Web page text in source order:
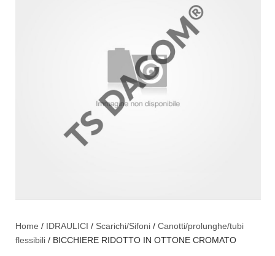
Home / IDRAULICI / Scarichi/Sifoni / Canotti/prolunghe/tubi
flessibili / BICCHIERE RIDOTTO IN OTTONE CROMATO